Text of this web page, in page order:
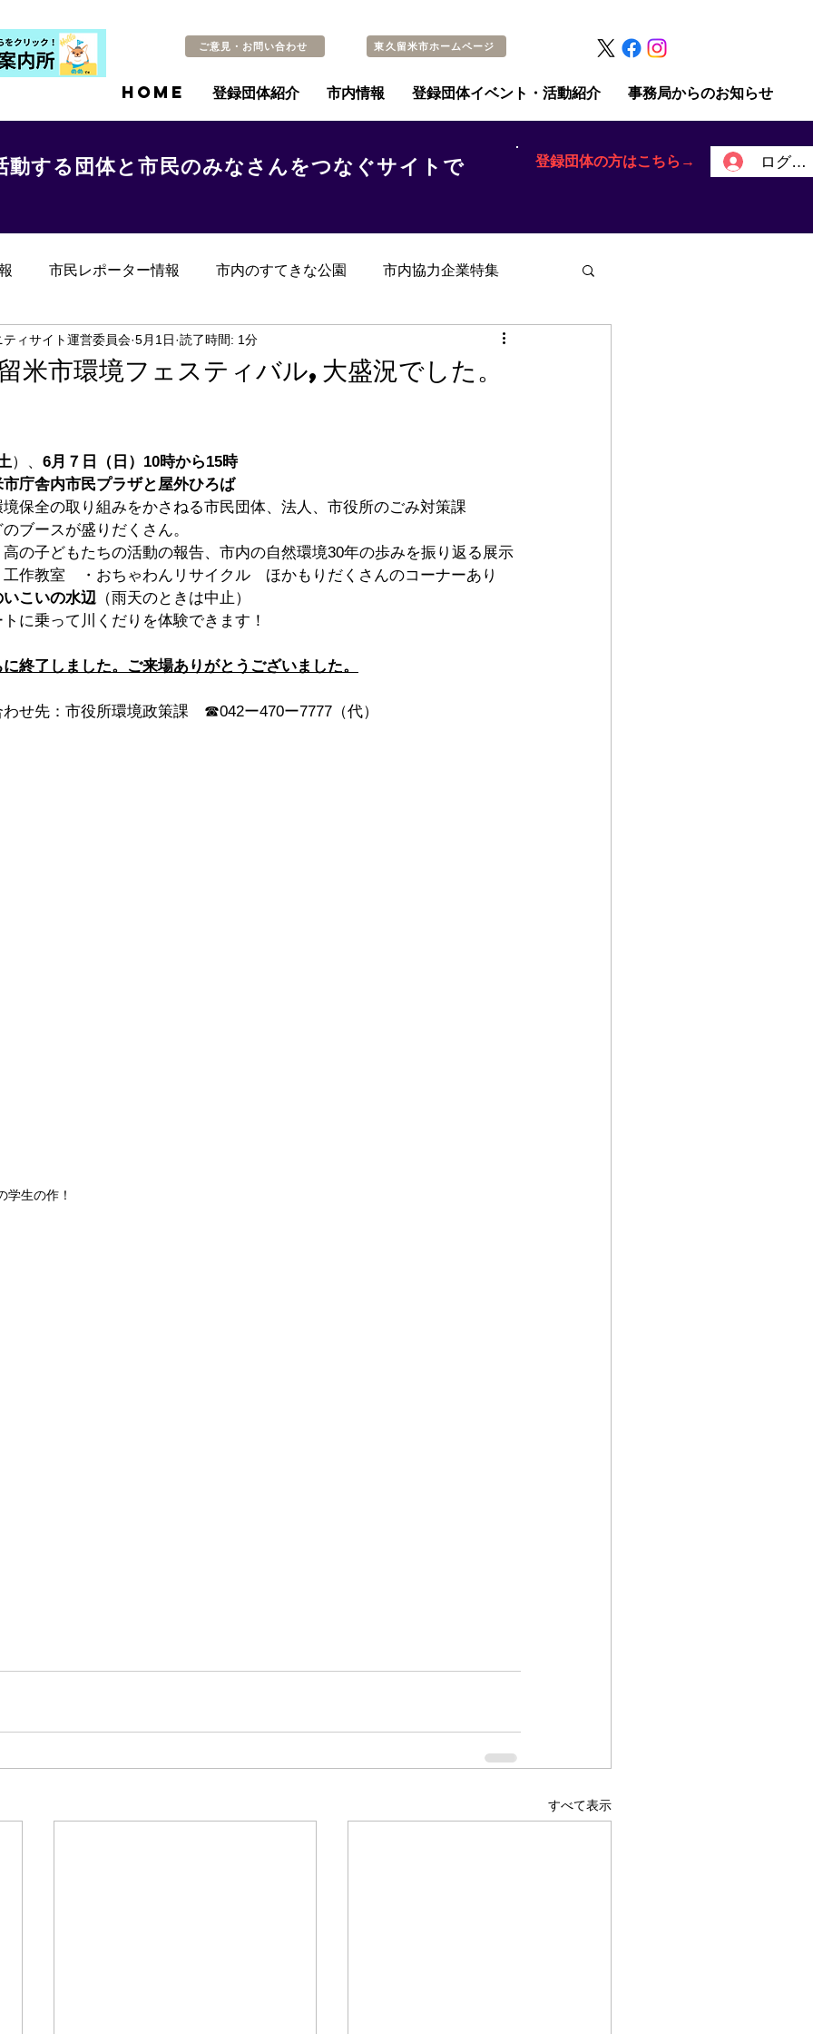
ご意見・お問い合わせ 東久留米市ホームページ
HOME 登録団体紹介 市内情報 登録団体イベント・活動紹介 事務局からのお知らせ
する団体と市民のみなさんをつなぐサイトで 登録団体の方はこちら→ ログイ
市民レポーター情報 市内のすてきな公園 市内協力企業特集
のお知らせ その他 過去の記事
市環境フェスティバル,大盛況でした。
ィサイト運営委員会 5月1日 読了時間: 1分
）、 6月７日（日）10時から15時
庁舎内市民プラザと屋外ひろば
保全の取り組みをかさねる市民団体、法人、市役所のごみ対策課
ブースが盛りだくさん。
たちの活動の報告、市内の自然環境30年の歩みを振り返る展示
・おちゃわんリサイクル　ほかもりだくさんのコーナーあり
こいの水辺 （雨天のときは中止）
に乗って川くだりを体験できます！
終了しました。ご来場ありがとうございました。
役所環境政策課　☎042ー470ー7777（代）
学生の作！
すべて表示